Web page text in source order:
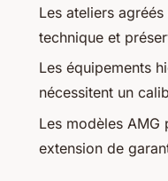
Les ateliers
technique et
Les équipements
nécessitent un
Les modèles AMG
extension de